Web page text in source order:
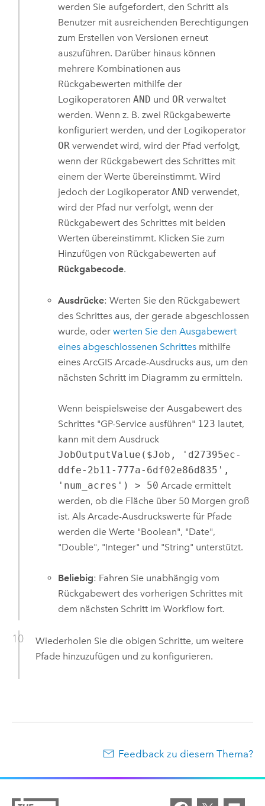
werden Sie aufgefordert, den Schritt als
Benutzer mit ausreichenden Berechtigungen
zum Erstellen von Versionen erneut
auszuführen. Darüber hinaus können
mehrere Kombinationen aus
Rückgabewerten mithilfe der
LogikoperatorenAND und OR verwaltet
werden. Wenn z. B. zwei Rückgabewerte
konfiguriert werden, und der Logikoperator
OR verwendet wird, wird der Pfad verfolgt,
wenn der Rückgabewert des Schrittes mit
einem der Werte übereinstimmt. Wird
jedoch der LogikoperatorAND verwendet,
wird der Pfad nur verfolgt, wenn der
Rückgabewert des Schrittes mit beiden
Werten übereinstimmt. Klicken Sie zum
Hinzufügen von Rückgabewerten auf
Rückgabecode.
Ausdrücke: Werten Sie den Rückgabewert
des Schrittes aus, der gerade abgeschlossen
wurde, oderwerten Sie den Ausgabewert
eines abgeschlossenen Schrittes mithilfe
einesArcGIS Arcade-Ausdrucks aus, um den
nächsten Schritt im Diagramm zu ermitteln.
Wenn beispielsweise der Ausgabewert des
Schrittes "GP-Service ausführen" 123 lautet,
kann mit dem Ausdruck
JobOutputValue($Job, 'd27395ec-
ddfe-2b11-777a-6df02e86d835',
'num_acres') > 50 Arcade ermittelt
werden, ob die Fläche über 50 Morgen groß
ist. AlsArcade-Ausdruckswerte für Pfade
werden die Werte "Boolean", "Date",
"Double", "Integer" und "String" unterstützt.
Beliebig: Fahren Sie unabhängig vom
Rückgabewert des vorherigen Schrittes mit
dem nächsten Schritt im Workflow fort.
Wiederholen Sie die obigen Schritte, um weitere
Pfade hinzuzufügen und zu konfigurieren.
Feedback zu diesem Thema?